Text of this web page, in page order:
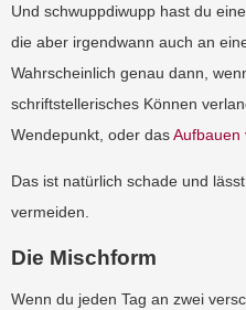
Und schwuppdiwupp hast du
die aber irgendwann auch an
Wahrscheinlich genau dann,
schriftstellerisches Können
Wendepunkt, oder dasAufbauen
Das ist natürlich schade und
vermeiden.
Die Mischform
Wenn du jeden Tag an zwei